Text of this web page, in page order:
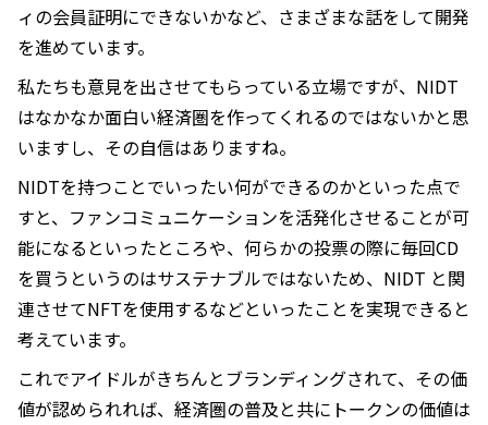
ィの会員証明にできないかなど、さまざまな話をして開発
を進めています。
私たちも意見を出させてもらっている立場ですが、NIDT
はなかなか面白い経済圏を作ってくれるのではないかと思
いますし、その自信はありますね。
NIDTを持つことでいったい何ができるのかといった点で
すと、ファンコミュニケーションを活発化させることが可
能になるといったところや、何らかの投票の際に毎回CD
を買うというのはサステナブルではないため、NIDT と関
連させてNFTを使用するなどといったことを実現できると
考えています。
これでアイドルがきちんとブランディングされて、その価
値が認められれば、経済圏の普及と共にトークンの価値は